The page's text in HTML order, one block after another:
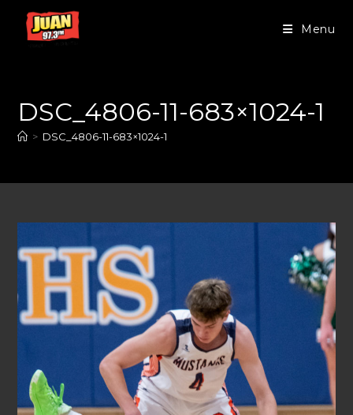
Menu
DSC_4806-11-683×1024-1
> DSC_4806-11-683×1024-1